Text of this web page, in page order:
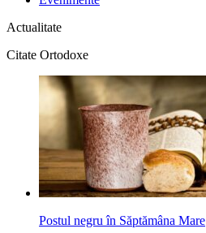
Actualitate
Citate Ortodoxe
Postul negru în Săptămâna Mare